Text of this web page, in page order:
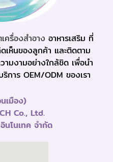
ครื่องสำอาง อาหารเสริม ที่
เห็นของลูกค้า และติดตาม
มงามอย่างใกล้ชิด เพื่อนำ
การ OEM/ODM ของเรา
เมือง)
Co., Ltd.
นโนเทค จำกัด